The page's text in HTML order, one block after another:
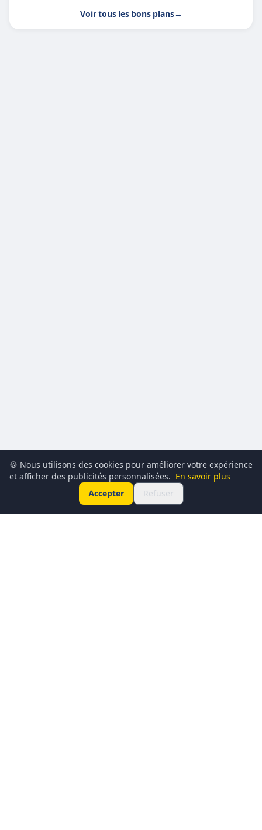
Voir tous les bons plans→
🍪 Nous utilisons des cookies pour améliorer votre expérience
et afficher des publicités personnalisées. En savoir plus
Accepter
Refuser